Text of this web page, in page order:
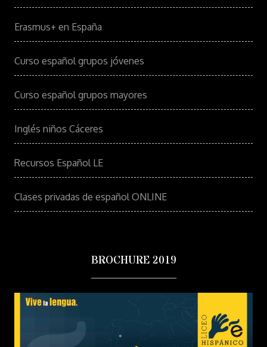
Erasmus+ en España
Curso español grupos jóvenes
Curso español grupos mayores
Inglés niños Cáceres
Recursos Español LE
Clases privadas de español ONLINE
BROCHURE 2019